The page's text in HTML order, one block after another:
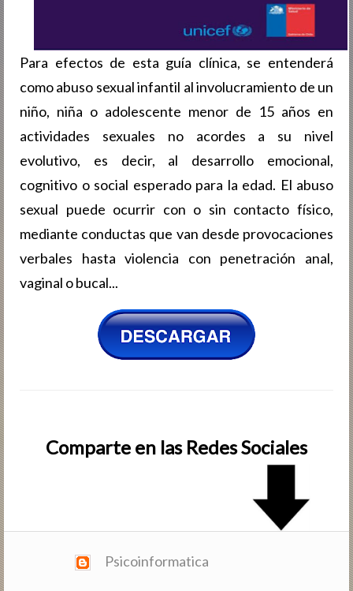
Para efectos de esta guía clínica, se entenderá
como abuso sexual infantil al involucramiento de un
niño, niña o adolescente menor de 15 años en
actividades sexuales no acordes a su nivel
evolutivo, es decir, al desarrollo emocional,
cognitivo o social esperado para la edad. El abuso
sexual puede ocurrir con o sin contacto físico,
mediante conductas que van desde provocaciones
verbales hasta violencia con penetración anal,
vaginal o bucal...
Comparte en las Redes Sociales
Psicoinformatica